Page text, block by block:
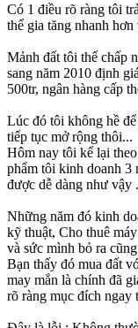
Có 1 điều rõ ràng tôi
thể gia tăng nhanh
Mảnh đất tôi thế chấp
sang năm 2010 định
500tr, ngân hàng cấp
Lúc đó tôi không hề
tiếp tục mở rộng thôi...
Hôm nay tôi kể lại
phẩm tôi kinh doanh 3
được dễ dàng như vậy .
Những năm đó kinh
kỹ thuật, Cho thuê
và sức mình bỏ ra
Bạn thấy đó mua đất
may mắn là chính đã
rõ ràng mục đích ngay